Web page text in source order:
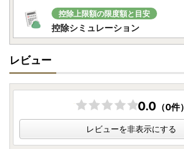
控除上限額の限度額と目安
控除シミュレーション
レビュー
0.0 （0件）
レビューを非表示にする